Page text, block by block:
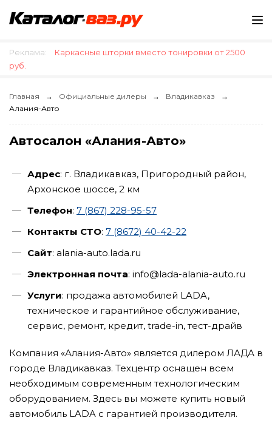
Реклама:
Каркасные шторки вместо тонировки от 2500
руб.
Главная Официальные дилеры
Владикавказ
Алания-Авто
Автосалон «Алания-Авто»
Адрес: г. Владикавказ, Пригородный район,
Архонское шоссе, 2 км
Телефон: 7 (867) 228-95-57
Контакты СТО: 7 (8672) 40-42-22
Сайт: alania-auto.lada.ru
Электронная почта: info@lada-alania-auto.ru
Услуги: продажа автомобилей LADA,
техническое и гарантийное обслуживание,
сервис, ремонт, кредит, trade-in, тест-драйв
Компания «Алания-Авто» является дилером ЛАДА в
городе Владикавказ. Техцентр оснащен всем
необходимым современным технологическим
оборудованием. Здесь вы можете купить новый
автомобиль LADA с гарантией производителя.